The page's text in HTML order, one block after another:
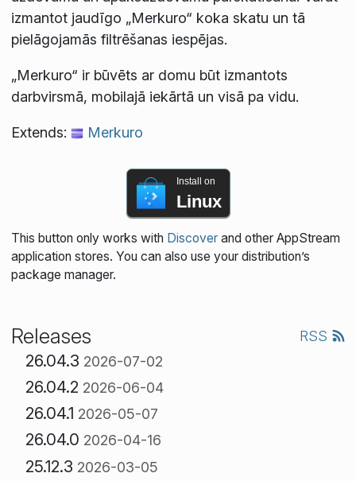
izmantot jaudīgo „Merkuro“ koka skatu un tā
pielāgojamās filtrēšanas iespējas.
„Merkuro“ ir būvēts ar domu būt izmantots
darbvirsmā, mobilajā iekārtā un visā pa vidu.
Extends: Merkuro
Install on
Linux
This button only works with Discoverand other AppStream
application stores. You can also use your distribution’s
package manager.
Releases RSS
26.04.3 2026-07-02
26.04.2 2026-06-04
26.04.1 2026-05-07
26.04.0 2026-04-16
25.12.3 2026-03-05